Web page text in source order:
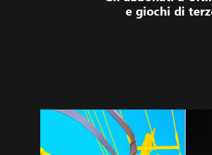
e giochi di